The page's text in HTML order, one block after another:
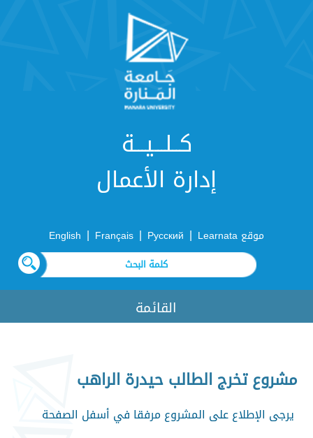
كــلـــيـــة
إدارة الأعمال
موقع Learnata |
Русский
|
Français
|
English
القائمة
مشروع تخرج الطالب حيدرة الراهب
يرجى الإطلاع على المشروع مرفقا في أسفل الصفحة